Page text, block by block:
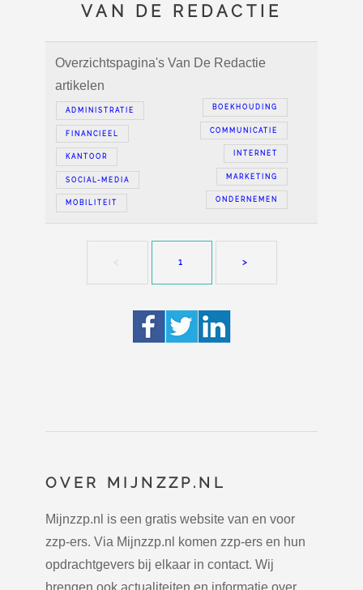
VAN DE REDACTIE
Overzichtspagina's Van De Redactie
artikelen
BOEKHOUDING
ADMINISTRATIE
COMMUNICATIE
FINANCIEEL
INTERNET
KANTOOR
MARKETING
SOCIAL-MEDIA
ONDERNEMEN
MOBILITEIT
< 1 >
OVER MIJNZZP.NL
Mijnzzp.nl is een gratis website van en voor
zzp-ers. Via Mijnzzp.nl komen zzp-ers en hun
opdrachtgevers bij elkaar in contact. Wij